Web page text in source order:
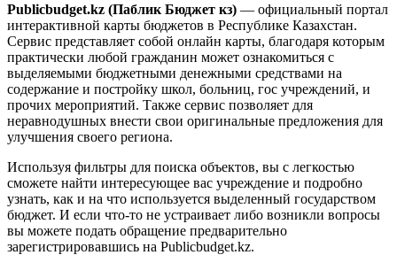
Publicbudget.kz (Паблик Бюджет кз) — официальный портал
интерактивной карты бюджетов в Республике Казахстан.
Сервис представляет собой онлайн карты, благодаря которым
практически любой гражданин может ознакомиться с
выделяемыми бюджетными денежными средствами на
содержание и постройку школ, больниц, гос учреждений, и
прочих мероприятий. Также сервис позволяет для
неравнодушных внести свои оригинальные предложения для
улучшения своего региона.
Используя фильтры для поиска объектов, вы с легкостью
сможете найти интересующее вас учреждение и подробно
узнать, как и на что используется выделенный государством
бюджет. И если что-то не устраивает либо возникли вопросы
вы можете подать обращение предварительно
зарегистрировавшись на Publicbudget.kz.